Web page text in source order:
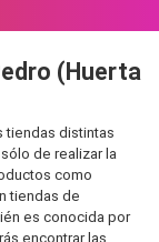
(Huerta
tiendas distintas
de realizar la
como
tiendas de
es conocida por
encontrar las